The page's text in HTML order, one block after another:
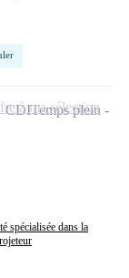
spécialisée dans la
CDITemps plein
à ma sélection